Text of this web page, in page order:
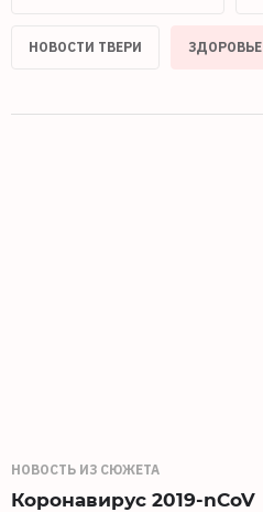
НОВОСТИ ТВЕРИ ЗДОРОВЬЕ
НОВОСТЬ ИЗ СЮЖЕТА
Коронавирус 2019-nCoV